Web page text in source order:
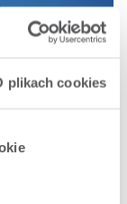
plikach cookies